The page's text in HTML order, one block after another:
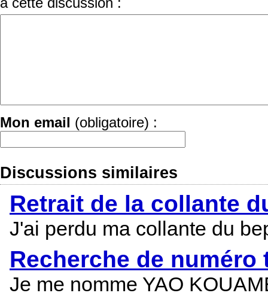
Mon email (obligatoire) :
Discussions similaires
Retrait de la collante
J'ai perdu ma collante du
Recherche de numéro
Je me nomme YAO